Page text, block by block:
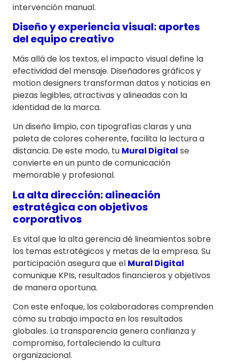
intervención manual.
Diseño y experiencia visual: aportes
del equipo creativo
Más allá de los textos, el impacto visual define la
efectividad del mensaje. Diseñadores gráficos y
motion designers transforman datos y noticias en
piezas legibles, atractivas y alineadas con la
identidad de la marca.
Un diseño limpio, con tipografías claras y una
paleta de colores coherente, facilita la lectura a
distancia. De este modo, tu Mural Digital se
convierte en un punto de comunicación
memorable y profesional.
La alta dirección: alineación
estratégica con objetivos
corporativos
Es vital que la alta gerencia dé lineamientos sobre
los temas estratégicos y metas de la empresa. Su
participación asegura que el Mural Digital
comunique KPIs, resultados financieros y objetivos
de manera oportuna.
Con este enfoque, los colaboradores comprenden
cómo su trabajo impacta en los resultados
globales. La transparencia genera confianza y
compromiso, fortaleciendo la cultura
organizacional.